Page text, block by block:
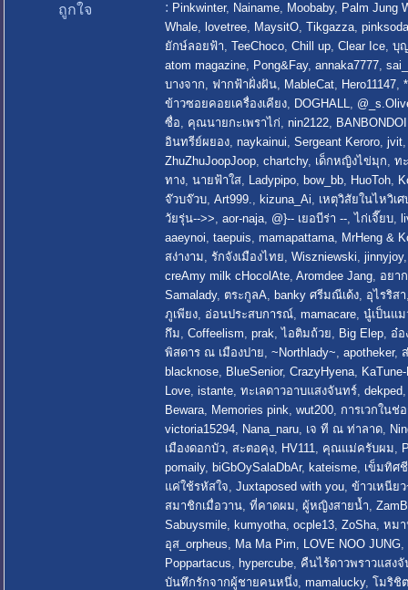
ถูกใจ
: Pinkwinter, Nainame, Moobaby, Palm Jung
Whale, lovetree, MaysitO, Tikgazza, pinksoda
ยักษ์ลอยฟ้า, TeeChoco, Chill up, Clear Ice, บุ
atom magazine, Pong&Fay, annaka7777,
บางจาก, ฟากฟ้าฝั่งฝัน, MableCat, Hero11147,
ข้าวซอยคอยเครื่องเคียง, DOGHALL,
ซื่อ, คุณนายกะเพราไก่, nin2122, BANBONDOI
อินทรีย์ผยอง, naykainui, Sergeant Keroro, jvit
ZhuZhuJoopJoop, chartchy, เด็กหญิงไข่มุก, ท
ทาง, นายฟ้าใส, Ladypipo, bow_bb, HuoToh,
จ๊วบจ๊วบ, Art999., kizuna_Ai, เหตุวิสัยในไหวิเศ
วัยรุ่น-->>, aor-naja, @}-- เยอบีร่า --,ไก่เจี๊ยบ,
aaeynoi, taepuis, mamapattama, MrHeng &
สง่างาม, รักจังเมืองไทย, Wiszniewski, jinnyjoy
creAmy milk cHocolAte, Aromdee Jang, อยา
Samalady, ตระกูลA, banky ศรีมณีเด้ง, อุไรริสา
ภูเพียง, อ่อนประสบการณ์, mamacare, นู๋เป็นแ
กึม, Coffeelism, prak,ไอติมถ้วย, Big Elep, อ๋อ
พิสดาร ณ เมืองปาย, ~Northlady~, apotheker,
blacknose, BlueSenior, CrazyHyena,
Love, istante, ทะเลดาวอาบแสงจันทร์, dekped
Bewara, Memories pink, wut200, การเวกในช่
victoria15294, Nana_naru, เจ ที ณ ท่าลาด,
เมืองดอกบัว, สะตอคุง, HV111, คุณแม่ครับผม,
pomaily, biGbOySalaDbAr, kateisme, เข็มทิศ
แค่ใช้รหัสใจ, Juxtaposed with you, ข้าวเหนีย
สมาชิกเมื่อวาน, ที่คาดผม, ผู้หญิงสายน้ำ,
Sabuysmile, kumyotha, ocple13, ZoSha, หมา
อุส_orpheus, Ma Ma Pim, LOVE NOO JUNG,
Poppartacus, hypercube, คืนไร้ดาวพราวแสง
บันทึกรักจากผู้ชายคนหนึ่ง, mamalucky, โมริชิ